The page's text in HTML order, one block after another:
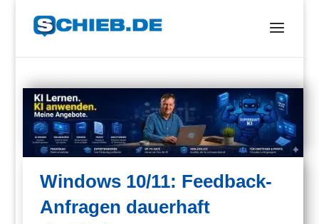
Windows 10/11: Feedback-
Anfragen dauerhaft